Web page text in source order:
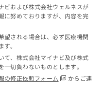
ビおよび株式会社ウェルネスが
に努めておりますが、内容を完
望される場合は、必ず医療機関
。
て、株式会社マイナビ及び株式
切負わないものとします。
の修正依頼フォーム
からご連